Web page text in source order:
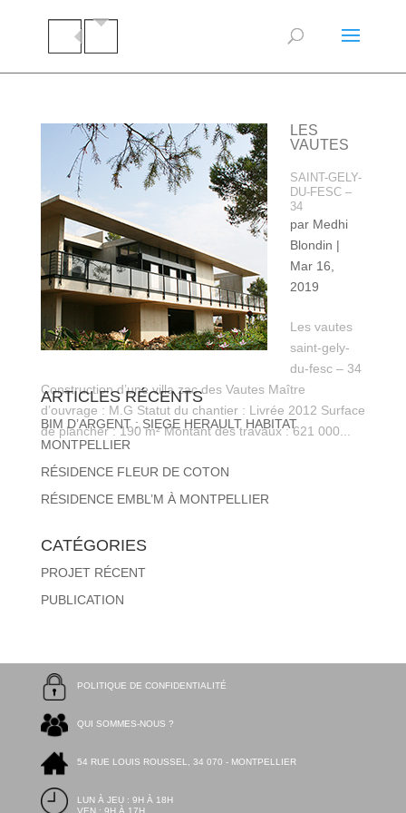
LES
VAUTES
SAINT-GELY-
DU-FESC –
34
par Medhi
Blondin |
Mar 16,
2019
Les vautes
saint-gely-
du-fesc – 34
Construction d’une villa zac des Vautes Maître
d’ouvrage : M.G Statut du chantier : Livrée 2012 Surface
de plancher : 190 m² Montant des travaux : 621 000...
ARTICLES RÉCENTS
BIM D’ARGENT : SIEGE HERAULT HABITAT
MONTPELLIER
RÉSIDENCE FLEUR DE COTON
RÉSIDENCE EMBL’M À MONTPELLIER
CATÉGORIES
PROJET RÉCENT
PUBLICATION
POLITIQUE DE CONFIDENTIALITÉ
QUI SOMMES-NOUS ?
54 RUE LOUIS ROUSSEL, 34 070 - MONTPELLIER
LUN À JEU : 9H À 18H
VEN : 9H À 17H